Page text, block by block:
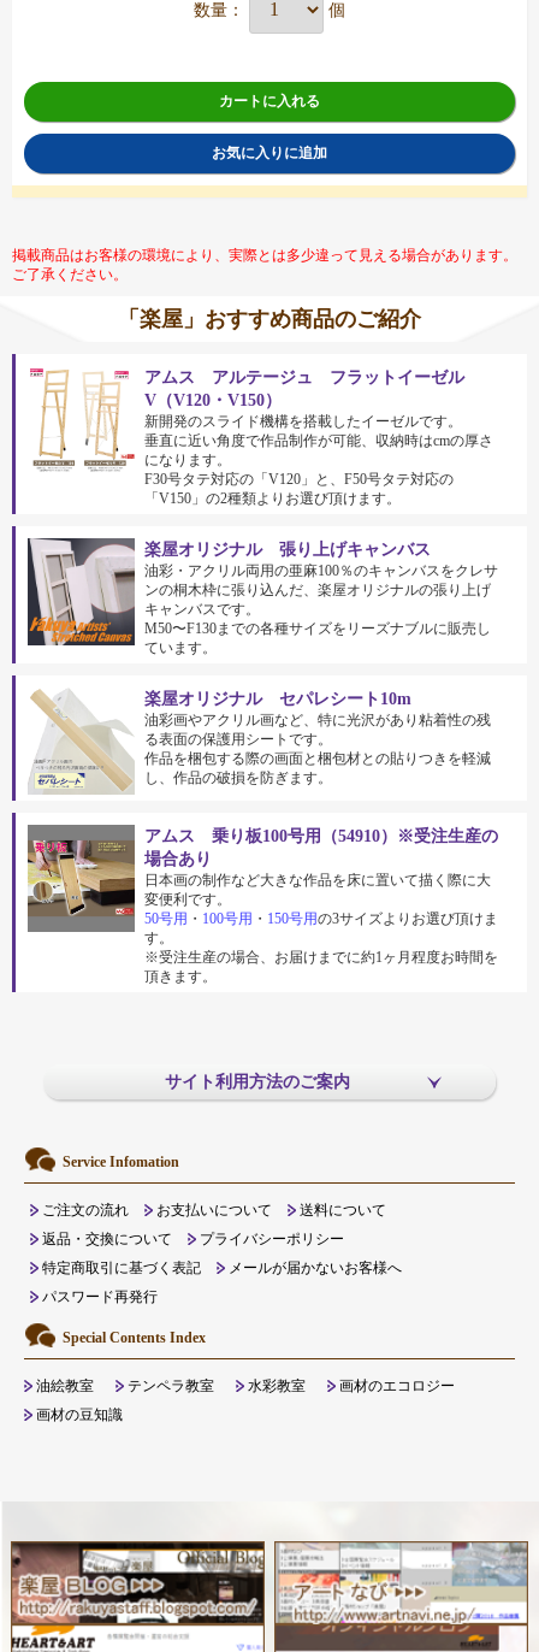
数量： 個
カートに入れる
お気に入りに追加
掲載商品はお客様の環境により、実際とは多少違って見える場合があります。
ご了承ください。
「楽屋」おすすめ商品のご紹介
アムス アルテージュ フラットイーゼル
V（V120・V150）
新開発のスライド機構を搭載したイーゼルです。
垂直に近い角度で作品制作が可能、収納時はcmの厚さ
になります。
F30号タテ対応の「V120」と、F50号タテ対応の
「V150」の2種類よりお選び頂けます。
楽屋オリジナル 張り上げキャンバス
油彩・アクリル両用の亜麻100％のキャンバスをクレサ
ンの桐木枠に張り込んだ、楽屋オリジナルの張り上げ
キャンバスです。
M50〜F130までの各種サイズをリーズナブルに販売し
ています。
楽屋オリジナル セパレシート10m
油彩画やアクリル画など、特に光沢があり粘着性の残
る表面の保護用シートです。
作品を梱包する際の画面と梱包材との貼りつきを軽減
し、作品の破損を防ぎます。
アムス 乗り板100号用（54910）※受注生産の
場合あり
日本画の制作など大きな作品を床に置いて描く際に大
変便利です。
50号用 ・ 100号用 ・ 150号用の3サイズよりお選び頂けま
す。
※受注生産の場合、お届けまでに約1ヶ月程度お時間を
頂きます。
サイト利用方法のご案内
Service Infomation
ご注文の流れ お支払いについて
送料について
返品・交換について
プライバシーポリシー
特定商取引に基づく表記
メールが届かないお客様へ
パスワード再発行
Special Contents Index
油絵教室 テンペラ教室 水彩教室
画材のエコロジー
画材の豆知識